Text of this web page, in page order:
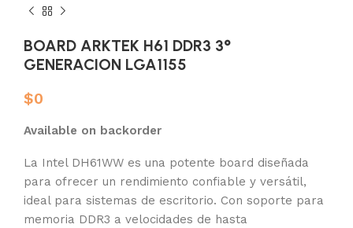
BOARD ARKTEK H61 DDR3 3°
GENERACION LGA1155
$0
Available on backorder
La Intel DH61WW es una potente board diseñada
para ofrecer un rendimiento confiable y versátil,
ideal para sistemas de escritorio. Con soporte para
memoria DDR3 a velocidades de hasta